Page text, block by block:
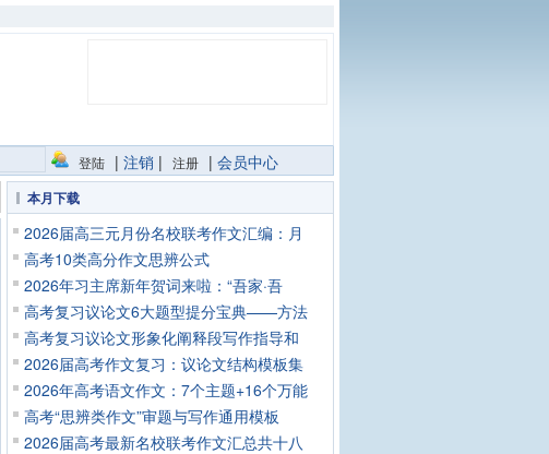
登陆 | 注销 | 注册 | 会员中心
本月下载
2026届高三元月份名校联考作文汇编：月
高考10类高分作文思辨公式
2026年习主席新年贺词来啦：“吾家·吾
高考复习议论文6大题型提分宝典——方法
高考复习议论文形象化阐释段写作指导和
2026届高考作文复习：议论文结构模板集
2026年高考语文作文：7个主题+16个万能
高考“思辨类作文”审题与写作通用模板
2026届高考最新名校联考作文汇总共十八